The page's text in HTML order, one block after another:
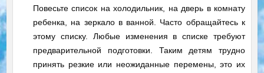
Повесьте список на холодильник, на дверь в комнату
ребенка, на зеркало в ванной. Часто обращайтесь к
этому списку. Любые изменения в списке требуют
предварительной подготовки. Таким детям трудно
принять резкие или неожиданные перемены, это их